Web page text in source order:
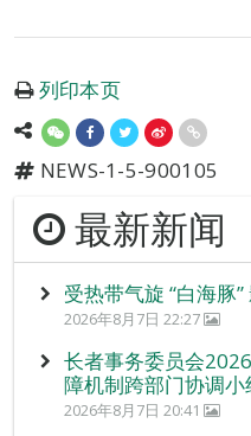
列印本页
NEWS-1-5-900105
最新新闻
受热带气旋 “白海
2026年8月7日 22:27
长者事务委员会
障机制跨部门协调小
2026年8月7日 20:41